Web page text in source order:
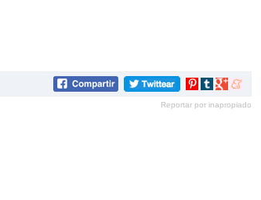
Compartir
Pinterest
Compartir
tumblr
Compartir
Google+
Reportar por inapropiado